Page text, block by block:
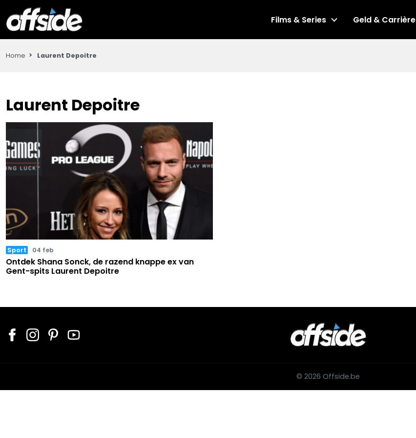
Films & Series Geld & Carrière
Home Laurent Depoitre
Laurent Depoitre
Sport 04 feb
Ontdek Shana Sonck, de razend knappe ex van
Gent-spits Laurent Depoitre
© 2026 Offside.be